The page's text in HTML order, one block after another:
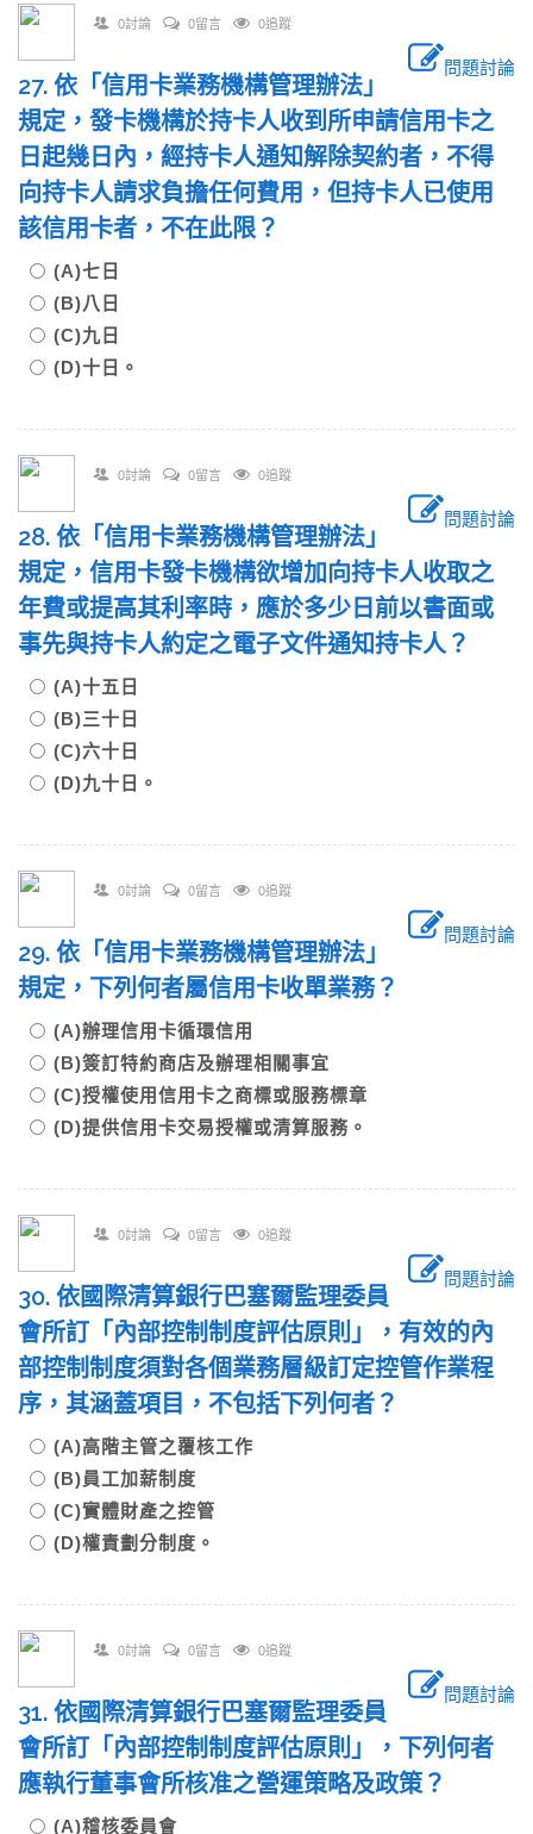
0討論 0留言 0追蹤
問題討論
27. 依「信用卡業務機構管理辦法」
規定，發卡機構於持卡人收到所申請信用卡之
日起幾日內，經持卡人通知解除契約者，不得
向持卡人請求負擔任何費用，但持卡人已使用
該信用卡者，不在此限？
(A)七日
(B)八日
(C)九日
(D)十日。
0討論 0留言 0追蹤
問題討論
28. 依「信用卡業務機構管理辦法」
規定，信用卡發卡機構欲增加向持卡人收取之
年費或提高其利率時，應於多少日前以書面或
事先與持卡人約定之電子文件通知持卡人？
(A)十五日
(B)三十日
(C)六十日
(D)九十日。
0討論 0留言 0追蹤
問題討論
29. 依「信用卡業務機構管理辦法」
規定，下列何者屬信用卡收單業務？
(A)辦理信用卡循環信用
(B)簽訂特約商店及辦理相關事宜
(C)授權使用信用卡之商標或服務標章
(D)提供信用卡交易授權或清算服務。
0討論 0留言 0追蹤
問題討論
30. 依國際清算銀行巴塞爾監理委員
會所訂「內部控制制度評估原則」，有效的內
部控制制度須對各個業務層級訂定控管作業程
序，其涵蓋項目，不包括下列何者？
(A)高階主管之覆核工作
(B)員工加薪制度
(C)實體財產之控管
(D)權責劃分制度。
0討論 0留言 0追蹤
問題討論
31. 依國際清算銀行巴塞爾監理委員
會所訂「內部控制制度評估原則」，下列何者
應執行董事會所核准之營運策略及政策？
(A)稽核委員會